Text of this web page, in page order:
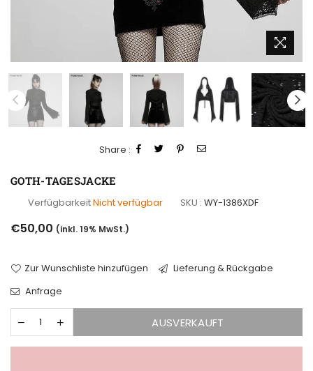
Share :
GOTH-TAGESJACKE
VerfügbarkeitNicht verfügbar SKU : WY-1386XDF
Normaler
Preis
€50,00 (inkl. 19% MwSt.)
Zur Wunschliste hinzufügen
Lieferung & Rückgabe
Anfrage
AUSVERKAUFT